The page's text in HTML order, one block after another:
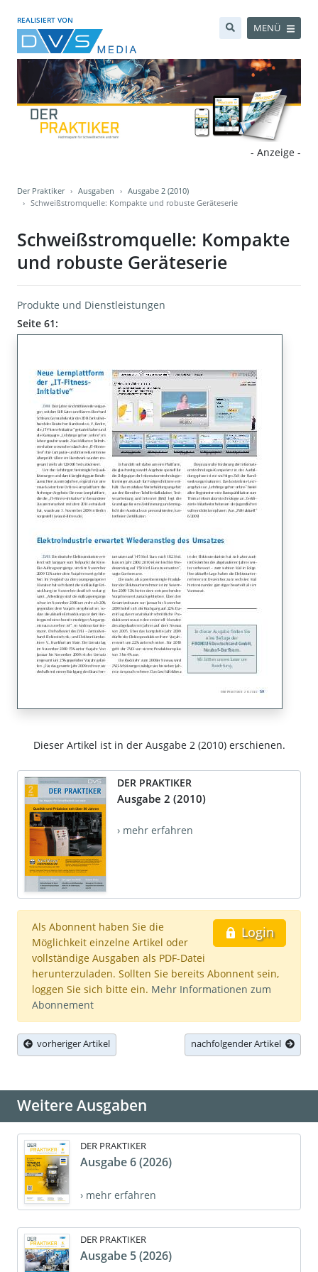
REALISIERT VON
MENÜ
- Anzeige -
Der Praktiker Ausgaben
Ausgabe 2 (2010)
Schweißstromquelle: Kompakte und robuste Geräteserie
Schweißstromquelle: Kompakte
und robuste Geräteserie
Produkte und Dienstleistungen
Seite 61:
Dieser Artikel ist in der Ausgabe 2 (2010) erschienen.
DER PRAKTIKER
Ausgabe 2 (2010)
› mehr erfahren
Login
Als Abonnent haben Sie die
Möglichkeit einzelne Artikel oder
vollständige Ausgaben als PDF-Datei
herunterzuladen. Sollten Sie bereits Abonnent sein,
loggen Sie sich bitte ein. Mehr Informationen zum
Abonnement
vorheriger Artikel nachfolgender Artikel
Weitere Ausgaben
DER PRAKTIKER
Ausgabe 6 (2026)
› mehr erfahren
DER PRAKTIKER
Ausgabe 5 (2026)